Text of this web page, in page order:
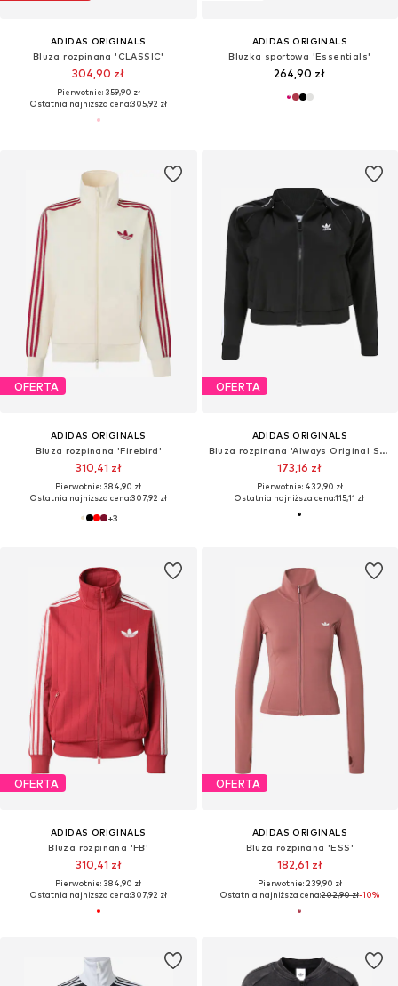
ADIDAS ORIGINALS
Bluza rozpinana 'CLASSIC'
304,90 zł
Pierwotnie: 359,90 zł
Ostatnia najniższa cena:305,92 zł
ADIDAS ORIGINALS
Bluzka sportowa 'Essentials'
264,90 zł
OFERTA
ADIDAS ORIGINALS
Bluza rozpinana 'Firebird'
310,41 zł
Pierwotnie: 384,90 zł
Ostatnia najniższa cena:307,92 zł
+3
OFERTA
ADIDAS ORIGINALS
Bluza rozpinana 'Always Original Sst '
173,16 zł
Pierwotnie: 432,90 zł
Ostatnia najniższa cena:115,11 zł
OFERTA
ADIDAS ORIGINALS
Bluza rozpinana 'FB'
310,41 zł
Pierwotnie: 384,90 zł
Ostatnia najniższa cena:307,92 zł
OFERTA
ADIDAS ORIGINALS
Bluza rozpinana 'ESS'
182,61 zł
Pierwotnie: 239,90 zł
Ostatnia najniższa cena:202,90 zł-10%